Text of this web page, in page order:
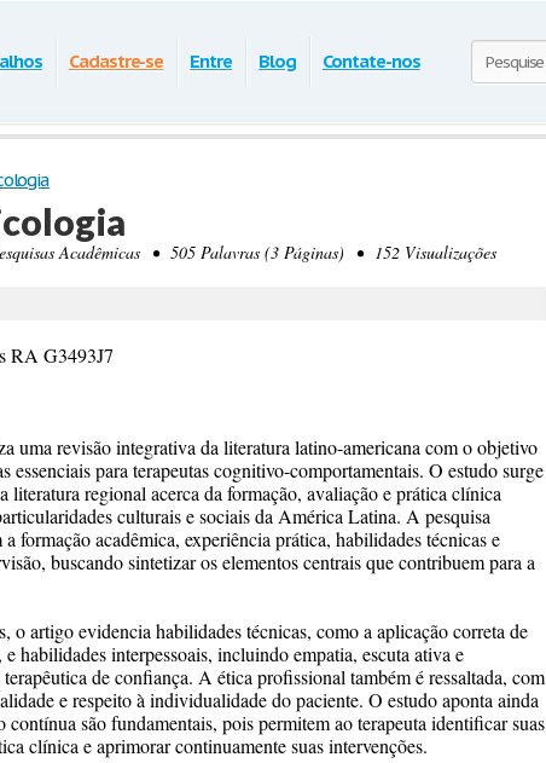
Cadastre-se Entre Blog Contate-nos
Acadêmicas • 505 Palavras (3 Páginas) • 152 Visualizações
RA G3493J7
revisão integrativa da literatura latino-americana com o objetivo
essenciais para terapeutas cognitivo-comportamentais. O estudo surge
literatura regional acerca da formação, avaliação e prática clínica
culturais e sociais da América Latina. A pesquisa
formação acadêmica, experiência prática, habilidades técnicas e
buscando sintetizar os elementos centrais que contribuem para a
o artigo evidencia habilidades técnicas, como a aplicação correta de
habilidades interpessoais, incluindo empatia, escuta ativa e
de confiança. A ética profissional também é ressaltada, com
e respeito à individualidade do paciente. O estudo aponta ainda
são fundamentais, pois permitem ao terapeuta identificar suas
clínica e aprimorar continuamente suas intervenções.